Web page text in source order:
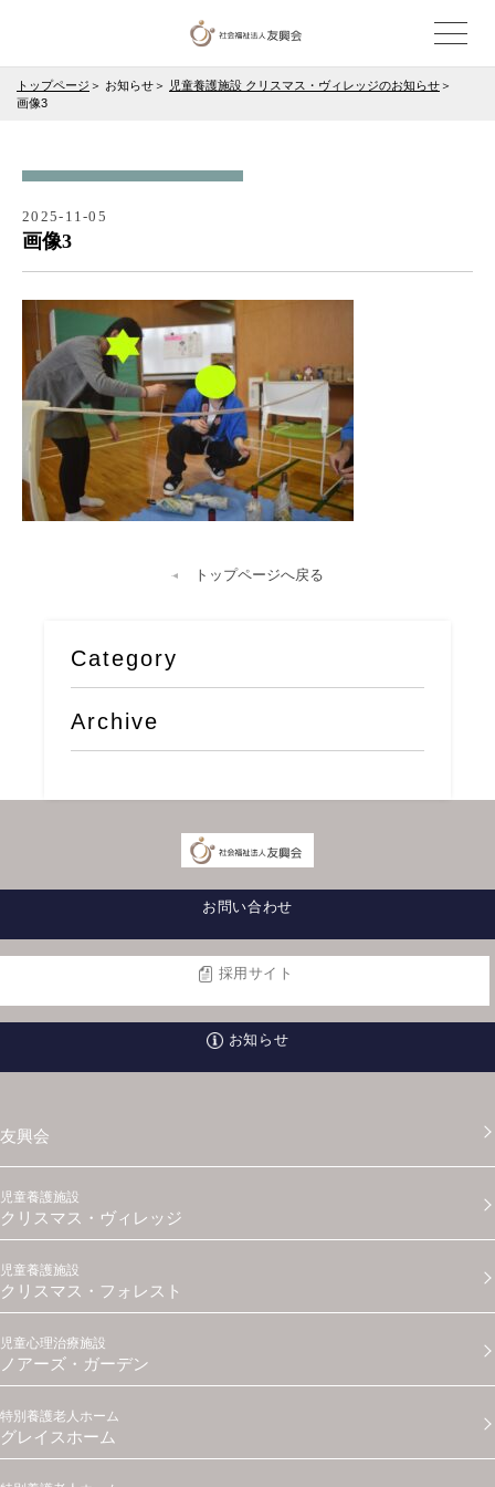
トップページ お知らせ
児童養護施設 クリスマス・ヴィレッジのお知らせ
画像3
2025-11-05
画像3
トップページへ戻る
Category
Archive
お問い合わせ
採用サイト
お知らせ
友興会
児童養護施設
クリスマス・ヴィレッジ
児童養護施設
クリスマス・フォレスト
児童心理治療施設
ノアーズ・ガーデン
特別養護老人ホーム
グレイスホーム